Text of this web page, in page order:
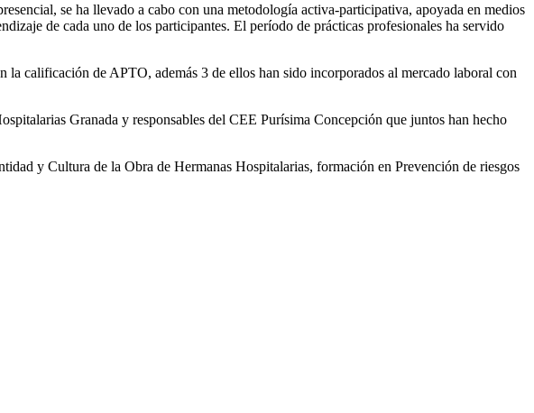
se ha llevado a cabo con una metodología activa-participativa, apoyada en medios
de cada uno de los participantes. El período de prácticas profesionales ha servido
calificación de APTO, además 3 de ellos han sido incorporados al mercado laboral con
Granada y responsables del CEE Purísima Concepción que juntos han hecho
y Cultura de la Obra de Hermanas Hospitalarias, formación en Prevención de riesgos